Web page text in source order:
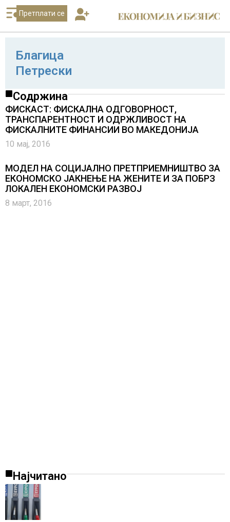
Претплати се
Благица
Петрески
Содржина
ФИСКАСТ: ФИСКАЛНА ОДГОВОРНОСТ,
ТРАНСПАРЕНТНОСТ И ОДРЖЛИВОСТ НА
ФИСКАЛНИТЕ ФИНАНСИИ ВО МАКЕДОНИЈА
10 мај, 2016
МОДЕЛ НА СОЦИЈАЛНО ПРЕТПРИЕМНИШТВО ЗА
ЕКОНОМСКО ЈАКНЕЊЕ НА ЖЕНИТЕ И ЗА ПОБРЗ
ЛОКАЛЕН ЕКОНОМСКИ РАЗВОЈ
8 март, 2016
Најчитано